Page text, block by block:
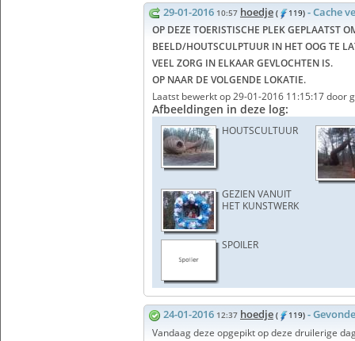
29-01-2016 10:57 hoedje ( 119) - Cache
OP DEZE TOERISTISCHE PLEK GEPLAATST
BEELD/HOUTSCULPTUUR IN HET OOG TE
VEEL ZORG IN ELKAAR GEVLOCHTEN IS.
OP NAAR DE VOLGENDE LOKATIE.
Laatst bewerkt op 29-01-2016 11:15:17
Afbeeldingen in deze log:
HOUTSCULTUUR
GEZIEN VANUIT
HET KUNSTWERK
SPOILER
24-01-2016 12:37 hoedje ( 119) -
Vandaag deze opgepikt op deze druilerige